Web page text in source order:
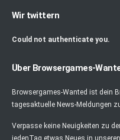
Wir twittern
Could not authenticate you.
Über Browsergames-
Browsergames-Wanted ist dein
tagesaktuelle News-Meldungen
Verpasse keine Neuigkeiten zu
jedenTag etwas Neues in